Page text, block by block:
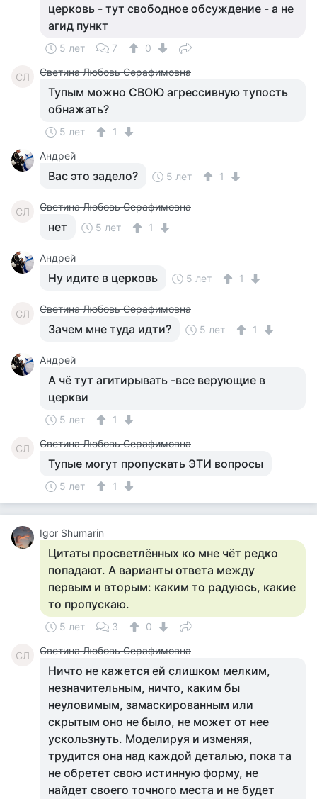
церковь - тут свободное обсуждение - а не
агид пункт
5 лет 7 0
СЛ Светина Любовь Серафимовна
Тупым можно СВОЮ агрессивную тупость
обнажать?
5 лет
1
Андрей
Вас это задело? 5 лет 1
СЛ Светина Любовь Серафимовна
нет 5 лет 1
Андрей
Ну идите в церковь 5 лет 1
СЛ Светина Любовь Серафимовна
Зачем мне туда идти? 5 лет 1
Андрей
А чё тут агитирывать -все верующие в
церкви
5 лет 1
СЛ Светина Любовь Серафимовна
Тупые могут пропускать ЭТИ вопросы
5 лет 1
Igor Shumarin
Цитаты просветлённых ко мне чёт редко
попадают. А варианты ответа между
первым и вторым: каким то радуюсь, какие
то пропускаю.
5 лет 3 0
СЛ Светина Любовь Серафимовна
Ничто не кажется ей слишком мелким,
незначительным, ничто, каким бы
неуловимым, замаскированным или
скрытым оно не было, не может от нее
ускользнуть. Моделируя и изменяя,
трудится она над каждой деталью, пока та
не обретет свою истинную форму, не
найдет своего точного места и не будет